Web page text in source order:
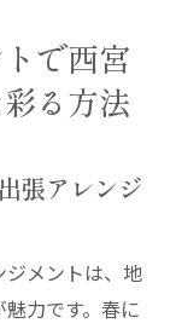
現する方法
案するアレ
の出張サー
メントでイ
で西宮
る方法
張アレンジ
メントは、地
力です。春に